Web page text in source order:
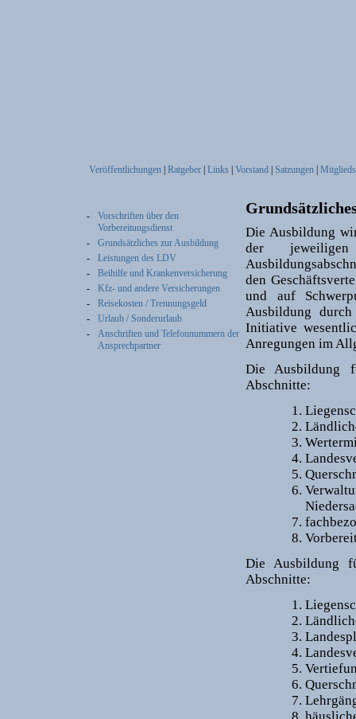
Veröffentlichungen Ratgeber Links Vorstand Satzungen
-
Vorschriften über den
Vorbereitungsdienst
-
Grundsätzliches zur Ausbildung
-
Leistungen des LDV
-
Beihilfe und Krankenversicherung
-
Kfz- und andere Versicherungen
-
Reisekosten / Trennungsgeld
-
Urlaub / Sonderurlaub
-
Anschriften und Telefonnummern der
Ansprechpartner
Die Ausbildung
der
den
und auf
Ausbildung
Initiative
Anregungen im
Die Ausbildung
Abschnitte:
Die Ausbildung
Abschnitte: